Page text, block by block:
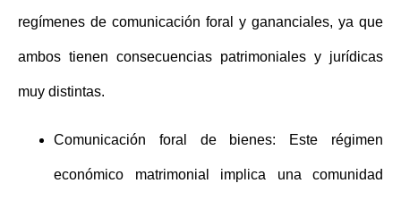
regímenes de comunicación foral y gananciales, ya que
ambos tienen consecuencias patrimoniales y jurídicas
muy distintas.
Comunicación foral de bienes: Este régimen
económico matrimonial implica una comunidad